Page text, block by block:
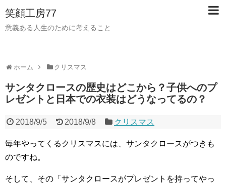
笑顔工房77
意義ある人生のために考えること
ホーム クリスマス
サンタクロースの歴史はどこから？子供へのプ
レゼントと日本での衣装はどうなってるの？
2018/9/5 2018/9/8 クリスマス
毎年やってくるクリスマスには、サンタクロースがつきも
のですね。
そして、その「サンタクロースがプレゼントを持ってやっ